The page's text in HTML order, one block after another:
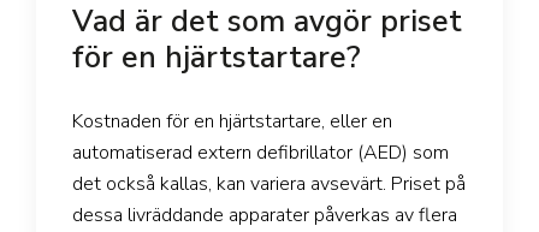
Vad är det som avgör priset
för en hjärtstartare?
Kostnaden för en hjärtstartare, eller en
automatiserad extern defibrillator (AED) som
det också kallas, kan variera avsevärt. Priset på
dessa livräddande apparater påverkas av flera